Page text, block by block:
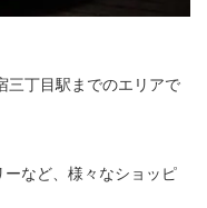
三丁目駅までのエリアで
など、様々なショッピ